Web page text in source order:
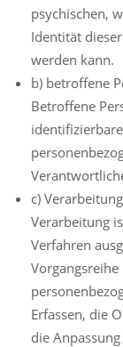
psychischen,
Identität
werden kann.
b) betroffene
Betroffene
c) Verarbeitung
Verarbeitung
Verfahren
Erfassen, die
die